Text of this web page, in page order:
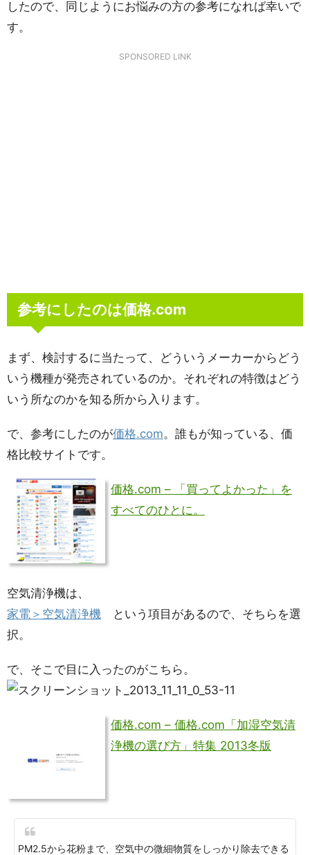
したので、同じようにお悩みの方の参考になれば幸いで
す。
SPONSORED LINK
参考にしたのは価格.com
まず、検討するに当たって、どういうメーカーからどう
いう機種が発売されているのか。それぞれの特徴はどう
いう所なのかを知る所から入ります。
で、参考にしたのが価格.com。誰もが知っている、価
格比較サイトです。
価格.com – 「買ってよかった」を
すべてのひとに。
空気清浄機は、
家電＞空気清浄機 という項目があるので、そちらを選
択。
で、そこで目に入ったのがこちら。
価格.com – 価格.com「加湿空気清
浄機の選び方」特集 2013冬版
PM2.5から花粉まで、空気中の微細物質をしっかり除去できる